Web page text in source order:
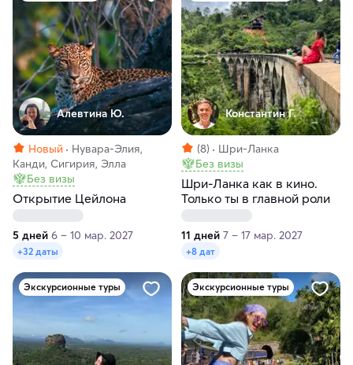
Алевтина Ю.
Новый
Нувара-Элия,
Канди, Сигирия, Элла
Без визы
Открытие Цейлона
5 дней 6 – 10 мар. 2027
+32 даты
Константин Г.
(8)
Шри-Ланка
Без визы
Шри-Ланка как в кино.
Только ты в главной роли
11 дней 7 – 17 мар. 2027
+8 дат
Экскурсионные туры Экскурсионные туры